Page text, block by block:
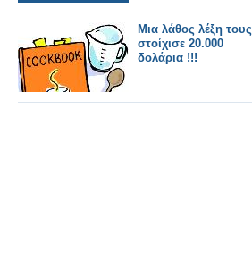
Μια λάθος λέξη τους
στοίχισε 20.000
δολάρια !!!